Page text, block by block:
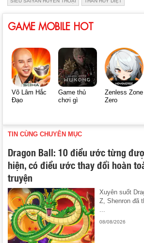
GAME MOBILE HOT
Võ Lâm Hắc
Đạo
Game thủ
chơi gì
Zenless Zone
Zero
TIN CÙNG CHUYÊN MỤC
Dragon Ball: 10 điều ước từng
hiện, có điều ước thay đổi hoàn
truyện
Xuyên suốt
Z, Shenron đã
08/08/2026